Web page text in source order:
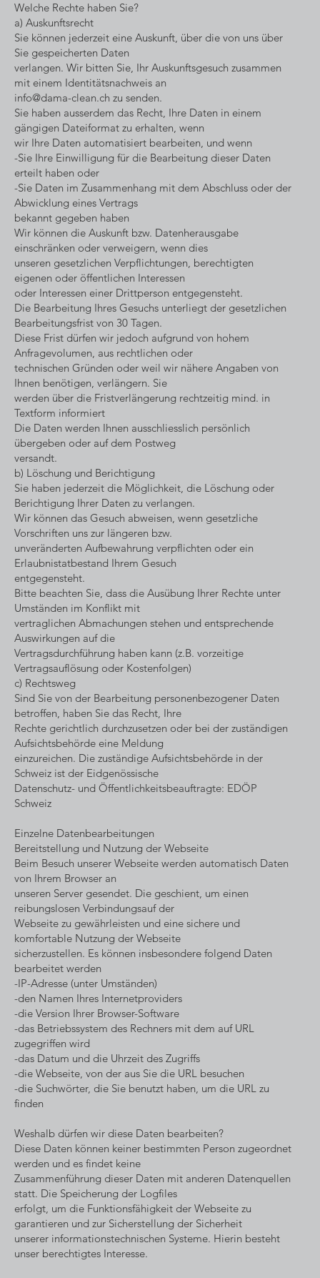
Welche Rechte haben Sie?
a) Auskunftsrecht
Sie können jederzeit eine Auskunft, über die von uns über
Sie gespeicherten Daten
verlangen. Wir bitten Sie, Ihr Auskunftsgesuch zusammen
mit einem Identitätsnachweis an
info@dama-clean.ch zu senden.
Sie haben ausserdem das Recht, Ihre Daten in einem
gängigen Dateiformat zu erhalten, wenn
wir Ihre Daten automatisiert bearbeiten, und wenn
-Sie Ihre Einwilligung für die Bearbeitung dieser Daten
erteilt haben oder
-Sie Daten im Zusammenhang mit dem Abschluss oder der
Abwicklung eines Vertrags
bekannt gegeben haben
Wir können die Auskunft bzw. Datenherausgabe
einschränken oder verweigern, wenn dies
unseren gesetzlichen Verpflichtungen, berechtigten
eigenen oder öffentlichen Interessen
oder Interessen einer Drittperson entgegensteht.
Die Bearbeitung Ihres Gesuchs unterliegt der gesetzlichen
Bearbeitungsfrist von 30 Tagen.
Diese Frist dürfen wir jedoch aufgrund von hohem
Anfragevolumen, aus rechtlichen oder
technischen Gründen oder weil wir nähere Angaben von
Ihnen benötigen, verlängern. Sie
werden über die Fristverlängerung rechtzeitig mind. in
Textform informiert
Die Daten werden Ihnen ausschliesslich persönlich
übergeben oder auf dem Postweg
versandt.
b) Löschung und Berichtigung
Sie haben jederzeit die Möglichkeit, die Löschung oder
Berichtigung Ihrer Daten zu verlangen.
Wir können das Gesuch abweisen, wenn gesetzliche
Vorschriften uns zur längeren bzw.
unveränderten Aufbewahrung verpflichten oder ein
Erlaubnistatbestand Ihrem Gesuch
entgegensteht.
Bitte beachten Sie, dass die Ausübung Ihrer Rechte unter
Umständen im Konflikt mit
vertraglichen Abmachungen stehen und entsprechende
Auswirkungen auf die
Vertragsdurchführung haben kann (z.B. vorzeitige
Vertragsauflösung oder Kostenfolgen)
c) Rechtsweg
Sind Sie von der Bearbeitung personenbezogener Daten
betroffen, haben Sie das Recht, Ihre
Rechte gerichtlich durchzusetzen oder bei der zuständigen
Aufsichtsbehörde eine Meldung
einzureichen. Die zuständige Aufsichtsbehörde in der
Schweiz ist der Eidgenössische
Datenschutz- und Öffentlichkeitsbeauftragte: EDÖP
Schweiz
Einzelne Datenbearbeitungen
Bereitstellung und Nutzung der Webseite
Beim Besuch unserer Webseite werden automatisch Daten
von Ihrem Browser an
unseren Server gesendet. Die geschient, um einen
reibungslosen Verbindungsauf der
Webseite zu gewährleisten und eine sichere und
komfortable Nutzung der Webseite
sicherzustellen. Es können insbesondere folgend Daten
bearbeitet werden
-IP-Adresse (unter Umständen)
-den Namen Ihres Internetproviders
-die Version Ihrer Browser-Software
-das Betriebssystem des Rechners mit dem auf URL
zugegriffen wird
-das Datum und die Uhrzeit des Zugriffs
-die Webseite, von der aus Sie die URL besuchen
-die Suchwörter, die Sie benutzt haben, um die URL zu
finden
Weshalb dürfen wir diese Daten bearbeiten?
Diese Daten können keiner bestimmten Person zugeordnet
werden und es findet keine
Zusammenführung dieser Daten mit anderen Datenquellen
statt. Die Speicherung der Logfiles
erfolgt, um die Funktionsfähigkeit der Webseite zu
garantieren und zur Sicherstellung der Sicherheit
unserer informationstechnischen Systeme. Hierin besteht
unser berechtigtes Interesse.